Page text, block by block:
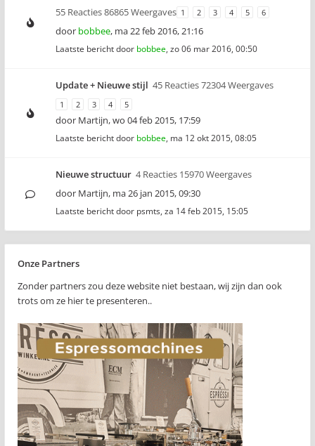
55 Reacties 86865 Weergaves 1 2 3 4 5 6
door bobbee, ma 22 feb 2016, 21:16
Laatste bericht door bobbee, zo 06 mar 2016, 00:50
Update + Nieuwe stijl 45 Reacties 72304 Weergaves
1 2 3 4 5
door Martijn,wo 04 feb 2015, 17:59
Laatste bericht door bobbee, ma 12 okt 2015, 08:05
Nieuwe structuur 4 Reacties 15970 Weergaves
door Martijn, ma 26 jan 2015, 09:30
Laatste bericht door psmts, za 14 feb 2015, 15:05
Onze Partners
Zonder partners zou deze website niet bestaan, wij zijn dan ook
trots om ze hier te presenteren..